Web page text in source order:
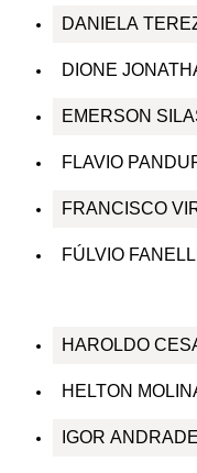
DANIELA
DIONE
EMERSON
FLAVIO
FRANCISCO
FÚLVIO FANELLI
HAROLDO
HELTON
IGOR